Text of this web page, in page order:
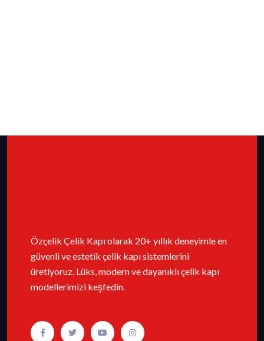
Özçelik Çelik Kapı olarak 20+ yıllık deneyimle en
güvenli ve estetik çelik kapı sistemlerini
üretiyoruz. Lüks, modern ve dayanıklı çelik kapı
modellerimizi keşfedin.